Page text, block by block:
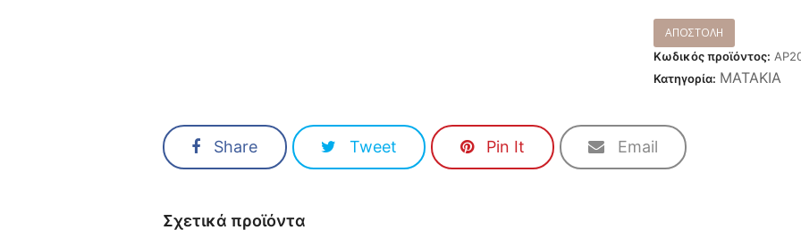
Κωδικός προϊόντος:
Κατηγορία: ΜΑΤΑΚΙΑ
Share Tweet Pin It Email
Σχετικά προϊόντα